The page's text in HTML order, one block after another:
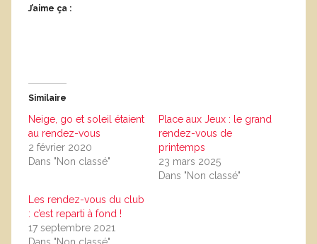
J’aime ça :
Similaire
Neige, go et soleil étaient
au rendez-vous
2 février 2020
Dans "Non classé"
Place aux Jeux : le grand
rendez-vous de
printemps
23 mars 2025
Dans "Non classé"
Les rendez-vous du club
: c’est reparti à fond !
17 septembre 2021
Dans "Non classé"